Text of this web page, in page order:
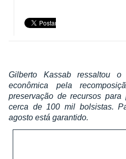
Gilberto Kassab ressaltou
econômica pela
preservação de recursos para
cerca de 100 mil bolsistas.
agosto está garantido.